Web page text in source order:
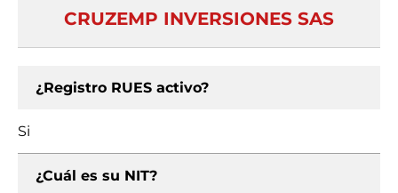
CRUZEMP INVERSIONES SAS
¿Registro RUES activo?
Si
¿Cuál es su NIT?